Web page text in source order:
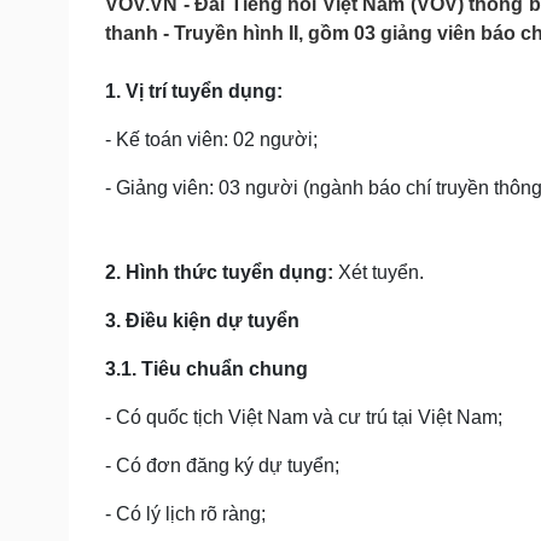
Tin nóng
Tư vấn luật
Việt Nam
Phân tích
Sức khỏe
Cây thuốc
Nam khoa
Phòng mạch online
Blog
VOV.VN - Đài Tiếng nói Việt Nam (VOV)
thanh - Truyền hình II, gồm 03 giảng viên báo
1. Vị trí tuyển dụng:
- Kế toán viên: 02 người;
- Giảng viên: 03 người (ngành báo chí truyền
2. Hình thức tuyển dụng: Xét tuyển.
3. Điều kiện dự tuyển
3.1. Tiêu chuẩn chung
- Có quốc tịch Việt Nam và cư trú tại Việt Nam;
- Có đơn đăng ký dự tuyển;
- Có lý lịch rõ ràng;